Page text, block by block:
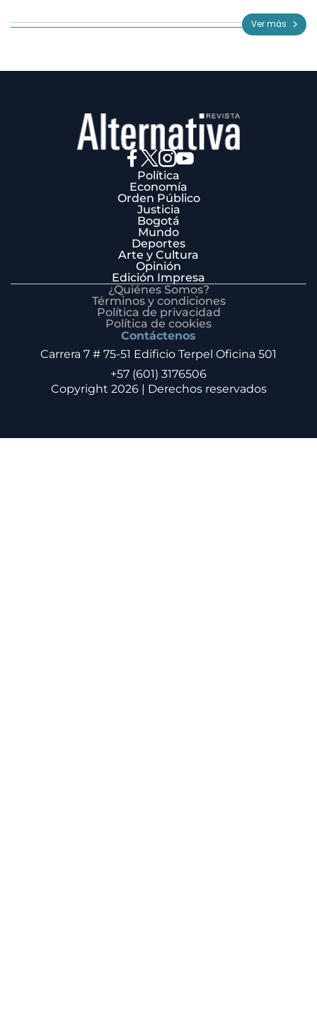
3
Ver más
Política
Economía
Orden Público
Justicia
Bogotá
Mundo
Deportes
Arte y Cultura
Opinión
Edición Impresa
¿Quiénes Somos?
Términos y condiciones
Política de privacidad
Política de cookies
Contáctenos
Carrera 7 # 75-51 Edificio Terpel Oficina 501
+57 (601) 3176506
Copyright 2026 | Derechos reservados